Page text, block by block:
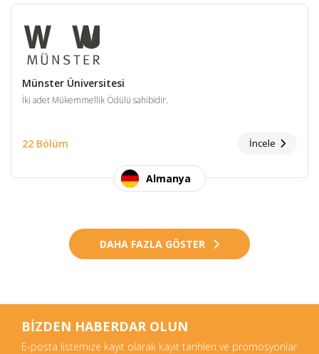
Münster Üniversitesi
İki adet Mükemmellik Ödülü sahibidir.
22 Bölüm İncele
Almanya
DAHA FAZLA GÖSTER
BİZDEN HABERDAR OLUN
E-posta listemize kayıt olarak kayıt tarihleri ve promosyonlar